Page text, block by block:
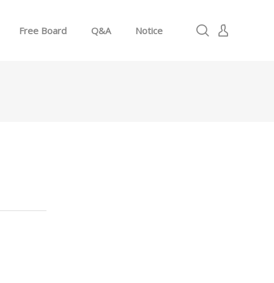
Free Board Q&A Notice